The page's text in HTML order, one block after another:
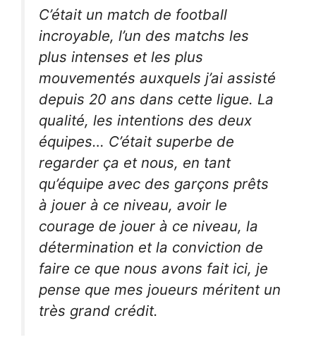
C’était un match de football
incroyable, l’un des matchs les
plus intenses et les plus
mouvementés auxquels j’ai assisté
depuis 20 ans dans cette ligue. La
qualité, les intentions des deux
équipes… C’était superbe de
regarder ça et nous, en tant
qu’équipe avec des garçons prêts
à jouer à ce niveau, avoir le
courage de jouer à ce niveau, la
détermination et la conviction de
faire ce que nous avons fait ici, je
pense que mes joueurs méritent un
très grand crédit.